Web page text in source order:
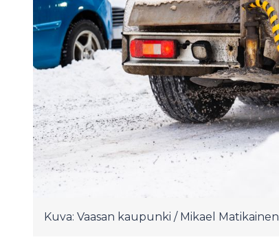
Kuva: Vaasan kaupunki / Mikael Matikainen